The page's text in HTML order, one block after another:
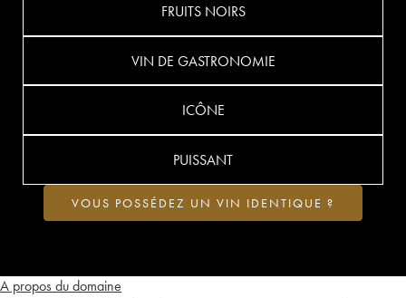
A propos du domaine
FRUITS NOIRS
VIN DE GASTRONOMIE
ICÔNE
PUISSANT
VOUS POSSÉDEZ UN VIN IDENTIQUE ?